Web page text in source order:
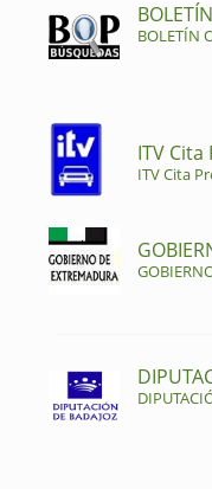
BOLETÍN
ITV Cita
ITV Cita